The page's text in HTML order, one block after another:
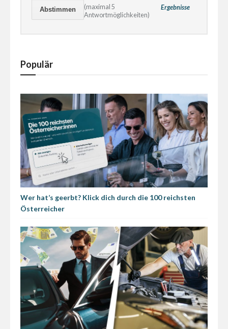
Ergebnisse
(maximal 5
Antwortmöglichkeiten)
Populär
Wer hat’s geerbt? Klick dich durch die 100 reichsten
Österreicher